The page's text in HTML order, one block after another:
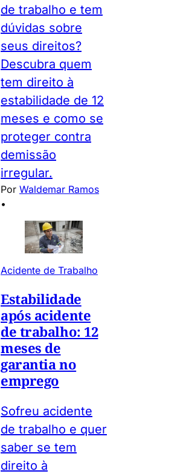
de trabalho e tem
dúvidas sobre
seus direitos?
Descubra quem
tem direito à
estabilidade de 12
meses e como se
proteger contra
demissão
irregular.
Por Waldemar Ramos
•
Acidente de Trabalho
Estabilidade
após acidente
de trabalho: 12
meses de
garantia no
emprego
Sofreu acidente
de trabalho e quer
saber se tem
direito à